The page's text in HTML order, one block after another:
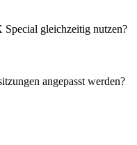
gleichzeitig nutzen?
angepasst werden?